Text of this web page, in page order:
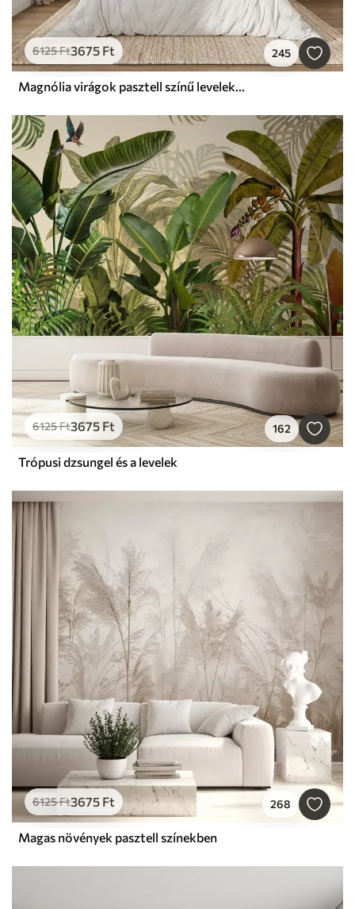
6125Ft3675 Ft 245
Magnólia virágok pasztell színű levelekkel, fehér, rózsaszín és zöld, puha, finom, akvarell stílusban
6125Ft3675 Ft 162
Trópusi dzsungel és a levelek
6125Ft3675 Ft 268
Magas növények pasztell színekben